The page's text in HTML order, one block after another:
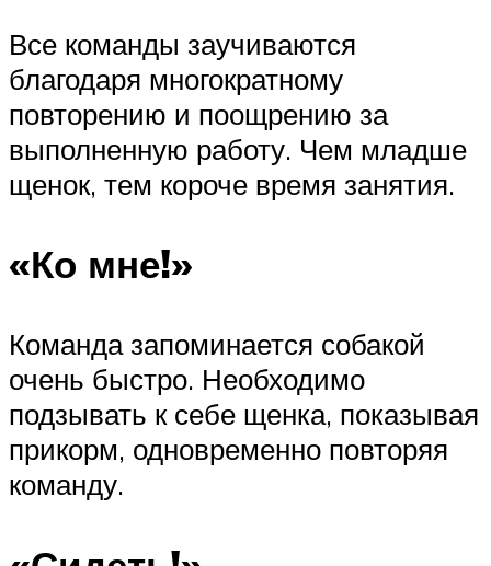
Все команды заучиваются
благодаря многократному
повторению и поощрению за
выполненную работу. Чем младше
щенок, тем короче время занятия.
«Ко мне!»
Команда запоминается собакой
очень быстро. Необходимо
подзывать к себе щенка, показывая
прикорм, одновременно повторяя
команду.